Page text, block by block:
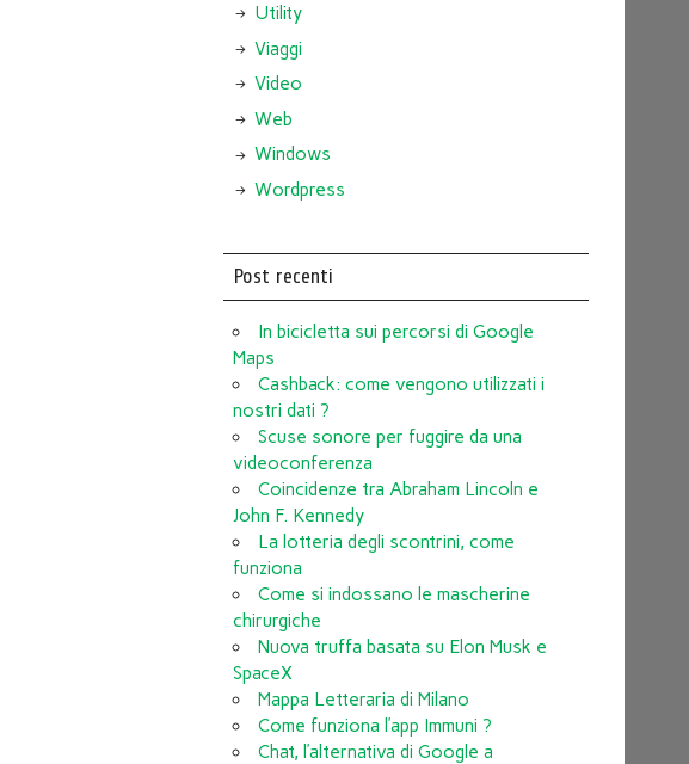
Utility
Viaggi
Video
Web
Windows
Wordpress
Post recenti
In bicicletta sui percorsi di Google
Maps
Cashback: come vengono utilizzati i
nostri dati ?
Scuse sonore per fuggire da una
videoconferenza
Coincidenze tra Abraham Lincoln e
John F. Kennedy
La lotteria degli scontrini, come
funziona
Come si indossano le mascherine
chirurgiche
Nuova truffa basata su Elon Musk e
SpaceX
Mappa Letteraria di Milano
Come funziona l’app Immuni ?
Chat, l’alternativa di Google a